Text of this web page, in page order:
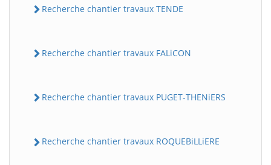
Recherche chantier travaux TENDE
Recherche chantier travaux FALiCON
Recherche chantier travaux PUGET-THENiERS
Recherche chantier travaux ROQUEBiLLiERE